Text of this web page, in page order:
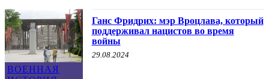
ВОЕННАЯ
Ганс Фридрих: мэр Вроцлава, который
поддерживал нацистов во время
войны
29.08.2024